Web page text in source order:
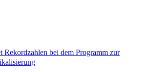
Rekordzahlen bei dem Programm zur